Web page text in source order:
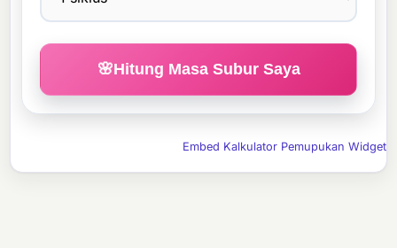
🌸Hitung Masa Subur Saya
Embed Kalkulator Pemupukan Widget